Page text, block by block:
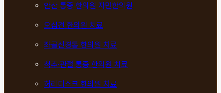
안산 통증 한의원 자민한의원
오십견 한의원 치료
좌골신경통 한의원 치료
척추·관절 통증 한의원 치료
허리디스크 한의원 치료